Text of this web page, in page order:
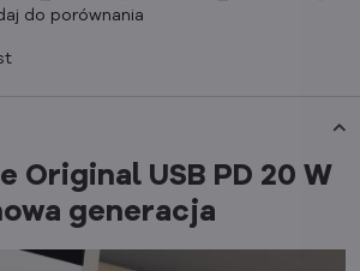
Original USB PD 20 W
generacja